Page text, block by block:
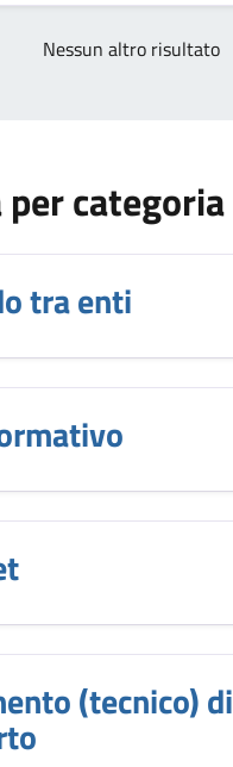
Nessun altro risultato
per categoria
tra enti
(tecnico) di